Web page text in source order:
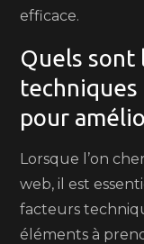
efficace.
Quels sont
techniques
pour
Lorsque l’on
web, il est
facteurs
éléments à